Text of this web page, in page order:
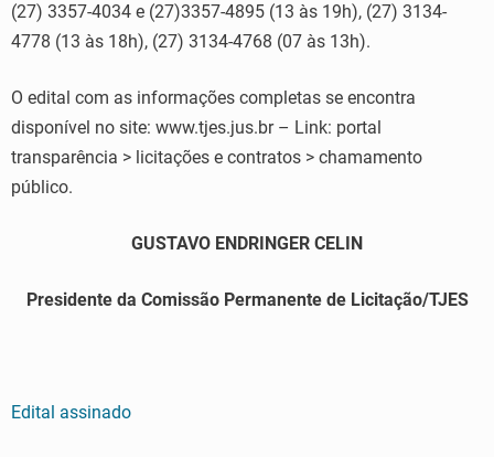
(27) 3357-4034 e (27)3357-4895 (13 às 19h), (27) 3134-
4778 (13 às 18h), (27) 3134-4768 (07 às 13h).
O edital com as informações completas se encontra
disponível no site: www.tjes.jus.br – Link: portal
transparência > licitações e contratos > chamamento
público.
GUSTAVO ENDRINGER CELIN
Presidente da Comissão Permanente de Licitação/TJES
Edital assinado